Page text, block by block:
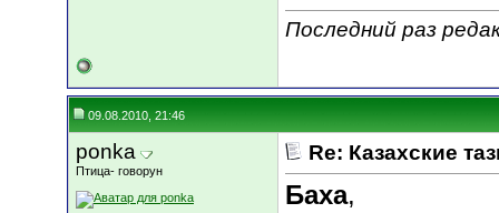
Последний раз
09.08.2010, 21:46
ponka
Птица- говорун
Re: Казахские
Баха,